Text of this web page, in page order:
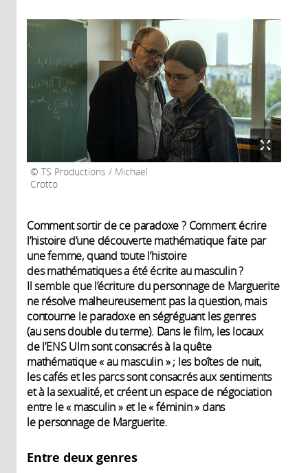
TS Productions / Michael
Crotto
Comment sortir de ce paradoxe ? Comment écrire
l’histoire d’une découverte mathématique faite par
une femme, quand toute l’histoire
des mathématiques a été écrite au masculin ?
Il semble que l’écriture du personnage de Marguerite
ne résolve malheureusement pas la question, mais
contourne le paradoxe en ségréguant les genres
(au sens double du terme). Dans le film, les locaux
de l’ENS Ulm sont consacrés à la quête
mathématique « au masculin » ; les boîtes de nuit,
les cafés et les parcs sont consacrés aux sentiments
et à la sexualité, et créent un espace de négociation
entre le « masculin » et le « féminin » dans
le personnage de Marguerite.
Entre deux genres